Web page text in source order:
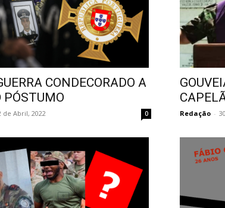
CONDECORADO A
PÓSTUMO
de Abril, 2022 0 Redação -